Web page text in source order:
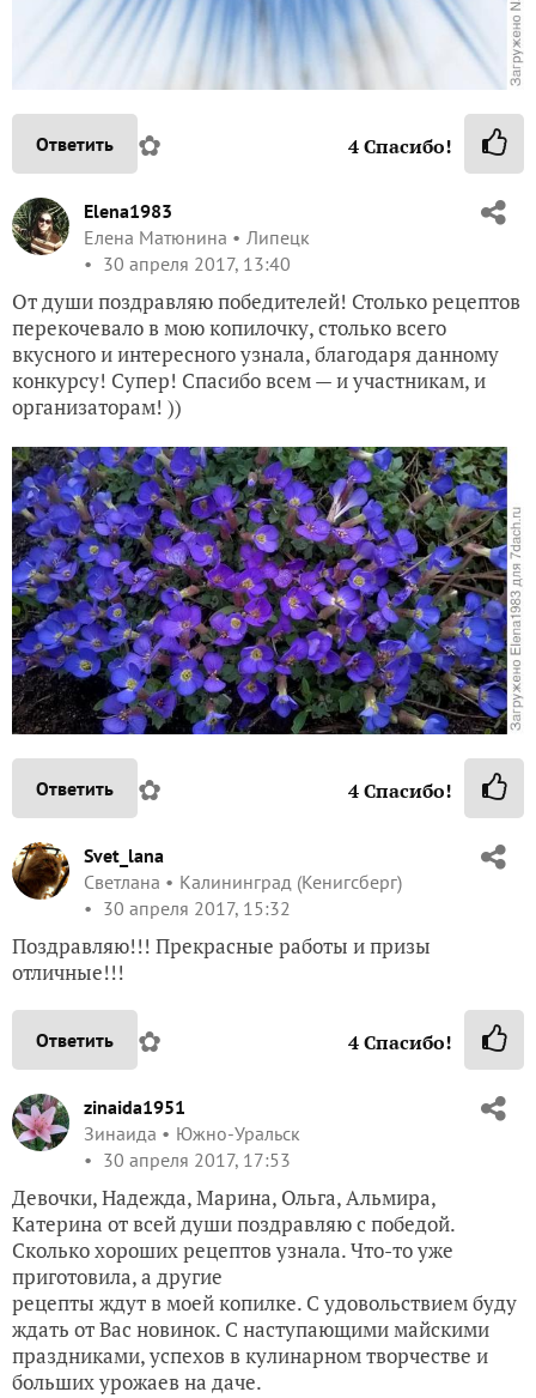
Ответить ✿ 4Спасибо!
Elena1983
Елена Матюнина
Липецк
30 апреля 2017, 13:40
От души поздравляю победителей! Столько рецептов
перекочевало в мою копилочку, столько всего
вкусного и интересного узнала, благодаря данному
конкурсу! Супер! Спасибо всем — и участникам, и
организаторам! ))
Ответить ✿ 4Спасибо!
Svet_lana
Светлана
Калининград (Кенигсберг)
30 апреля 2017, 15:32
Поздравляю!!! Прекрасные работы и призы
отличные!!!
Ответить ✿ 4Спасибо!
zinaida1951
Зинаида
Южно-Уральск
30 апреля 2017, 17:53
Девочки, Надежда, Марина, Ольга, Альмира,
Катерина от всей души поздравляю с победой.
Сколько хороших рецептов узнала. Что-то уже
приготовила, а другие
рецепты ждут в моей копилке. С удовольствием буду
ждать от Вас новинок. С наступающими майскими
праздниками, успехов в кулинарном творчестве и
больших урожаев на даче.